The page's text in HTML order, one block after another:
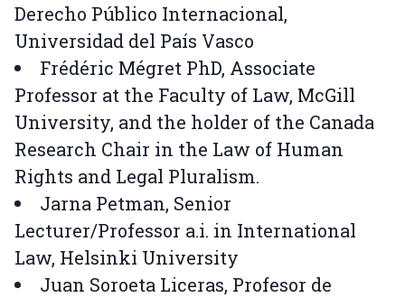
Derecho Público Internacional,
Universidad del País Vasco
Frédéric Mégret PhD, Associate
Professor at the Faculty of Law, McGill
University, and the holder of the Canada
Research Chair in the Law of Human
Rights and Legal Pluralism.
Jarna Petman, Senior
Lecturer/Professor a.i. in International
Law, Helsinki University
Juan Soroeta Liceras, Profesor de